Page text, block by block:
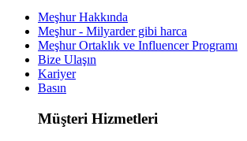
Meşhur Hakkında
Meşhur - Milyarder gibi harca
Meşhur Ortaklık ve Influencer Programı
Bize Ulaşın
Kariyer
Basın
Müşteri Hizmetleri